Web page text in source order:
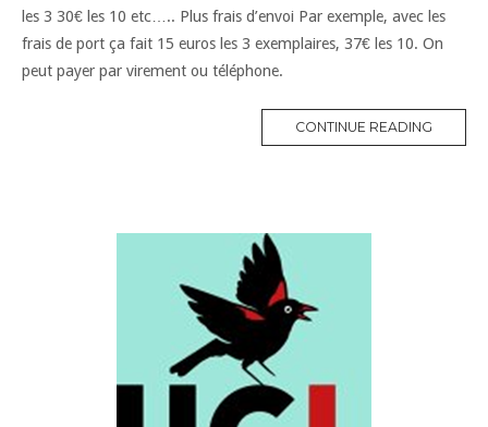
les 3 30€ les 10 etc….. Plus frais d’envoi Par exemple, avec les
frais de port ça fait 15 euros les 3 exemplaires, 37€ les 10. On
peut payer par virement ou téléphone.
CONTINUE READING